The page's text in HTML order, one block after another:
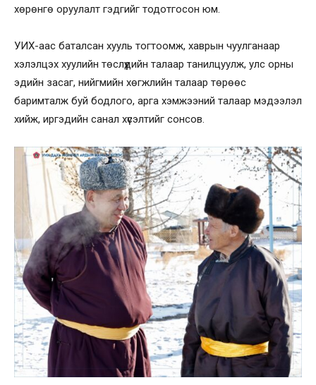
хөрөнгө оруулалт гэдгийг тодотгосон юм.
УИХ-аас баталсан хууль тогтоомж, хаврын чуулганаар
хэлэлцэх хуулийн төслүүдийн талаар танилцуулж, улс орны
эдийн засаг, нийгмийн хөгжлийн талаар төрөөс
баримталж буй бодлого, арга хэмжээний талаар мэдээлэл
хийж, иргэдийн санал хүсэлтийг сонсов.